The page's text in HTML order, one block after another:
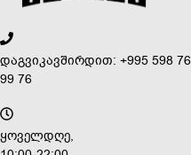
დაგვიკავშირდით: +995 598 76
99 76
ყოველდღე,